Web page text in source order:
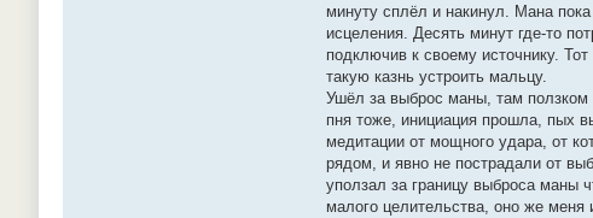
минуту сплёл и накинул. Мана
исцеления. Десять минут где-то
подключив к своему источнику.
такую казнь устроить мальцу.
Ушёл за выброс маны, там ползком
пня тоже, инициация прошла, пых
медитации от мощного удара, от
рядом, и явно не пострадали от
уползал за границу выброса маны
малого целительства, оно же меня